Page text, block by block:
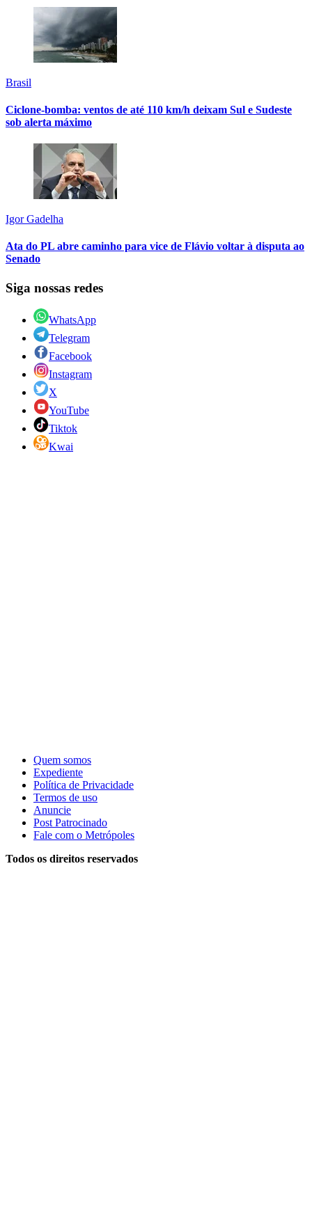
Brasil
Ciclone-bomba: ventos de até 110 km/h deixam Sul e Sudeste
sob alerta máximo
Igor Gadelha
Ata do PL abre caminho para vice de Flávio voltar à disputa ao
Senado
Siga nossas redes
WhatsApp
Telegram
Facebook
Instagram
X
YouTube
Tiktok
Kwai
Quem somos
Expediente
Política de Privacidade
Termos de uso
Anuncie
Post Patrocinado
Fale com o Metrópoles
Todos os direitos reservados